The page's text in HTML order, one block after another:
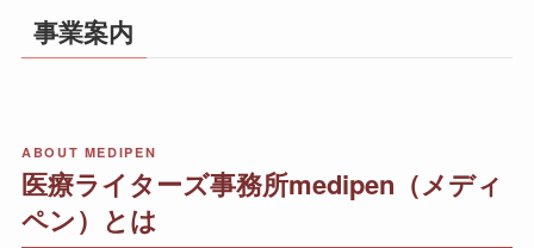
事業案内
ABOUT MEDIPEN
医療ライターズ事務所medipen（メディ
ペン）とは